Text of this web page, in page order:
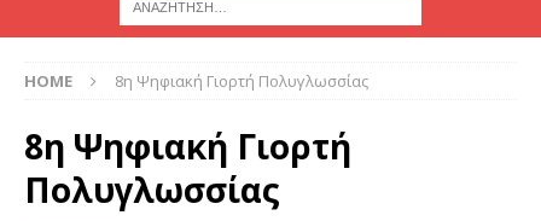
HOME 8η Ψηφιακή Γιορτή Πολυγλωσσίας
8η Ψηφιακή Γιορτή
Πολυγλωσσίας